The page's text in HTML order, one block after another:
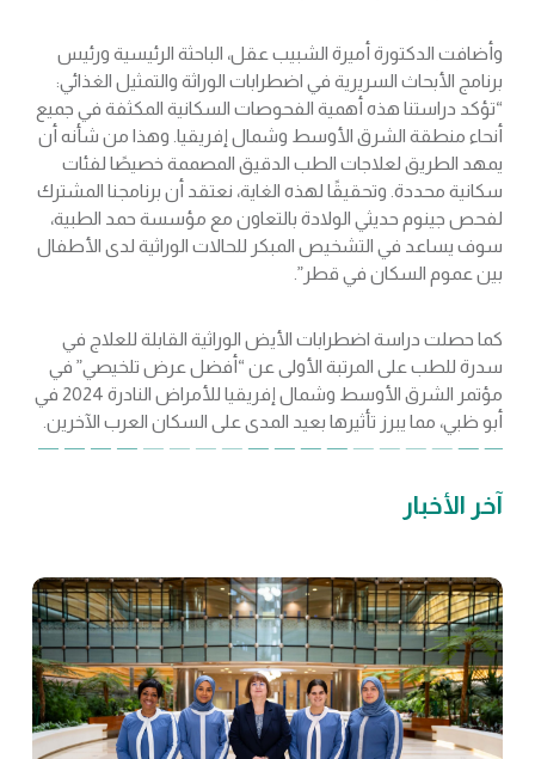
وأضافت الدكتورة أميرة الشبيب عقل، الباحثة الرئيسية ورئيس
برنامج الأبحاث السريرية في اضطرابات الوراثة والتمثيل الغذائي:
“تؤكد دراستنا هذه أهمية الفحوصات السكانية المكثفة في جميع
أنحاء منطقة الشرق الأوسط وشمال إفريقيا. وهذا من شأنه أن
يمهد الطريق لعلاجات الطب الدقيق المصممة خصيصًا لفئات
سكانية محددة. وتحقيقًا لهذه الغاية، نعتقد أن برنامجنا المشترك
لفحص جينوم حديثي الولادة بالتعاون مع مؤسسة حمد الطبية،
سوف يساعد في التشخيص المبكر للحالات الوراثية لدى الأطفال
بين عموم السكان في قطر”.
كما حصلت دراسة اضطرابات الأيض الوراثية القابلة للعلاج في
سدرة للطب على المرتبة الأولى عن “أفضل عرض تلخيصي” في
مؤتمر الشرق الأوسط وشمال إفريقيا للأمراض النادرة 2024 في
أبو ظبي، مما يبرز تأثيرها بعيد المدى على السكان العرب الآخرين.
آخر الأخبار